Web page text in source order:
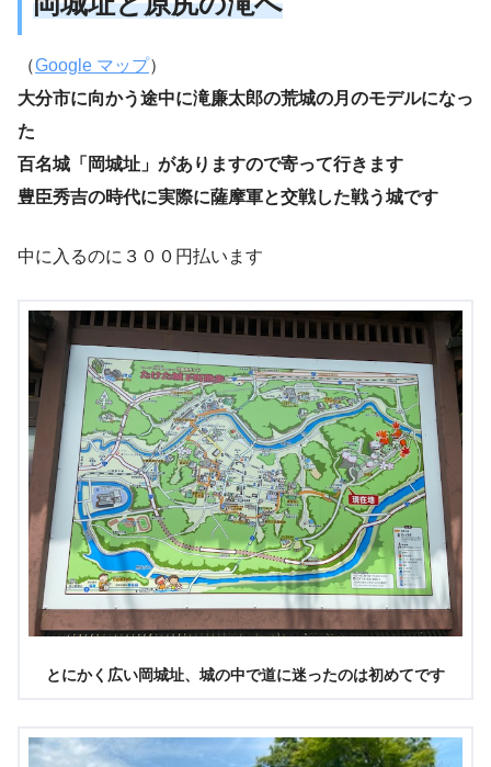
（Google マップ）
大分市に向かう途中に滝廉太郎の荒城の月のモデルになっ
た
百名城「岡城址」がありますので寄って行きます
豊臣秀吉の時代に実際に薩摩軍と交戦した戦う城です
中に入るのに３００円払います
とにかく広い岡城址、城の中で道に迷ったのは初めてです